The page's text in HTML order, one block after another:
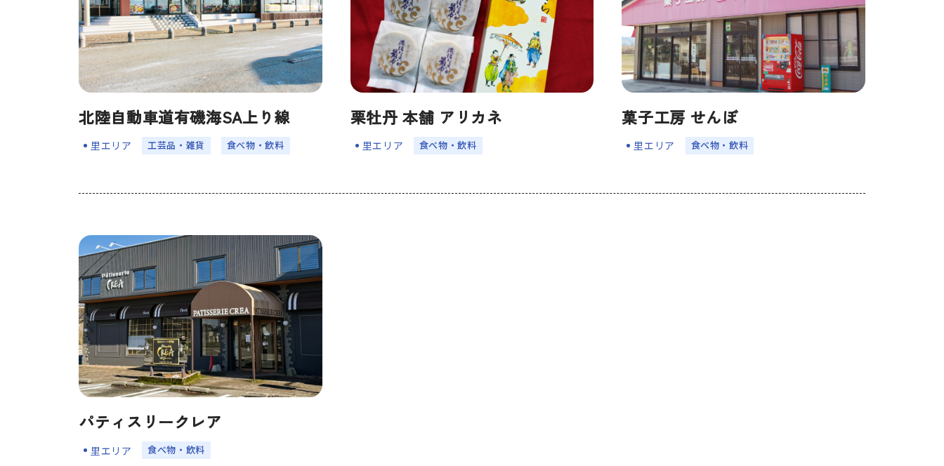
北陸自動車道有磯海SA上り線
里エリア ⼯芸品・雑貨 ⾷べ物・飲料
栗牡丹 本舗 アリカネ
里エリア ⾷べ物・飲料
菓子工房 せんぼ
里エリア ⾷べ物・飲料
パティスリークレア
里エリア ⾷べ物・飲料